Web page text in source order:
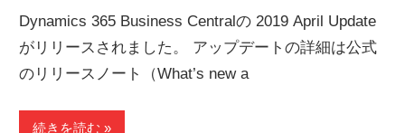
Dynamics 365 Business Centralの 2019 April Update
がリリースされました。 アップデートの詳細は公式
のリリースノート（What’s new a
続きを読む